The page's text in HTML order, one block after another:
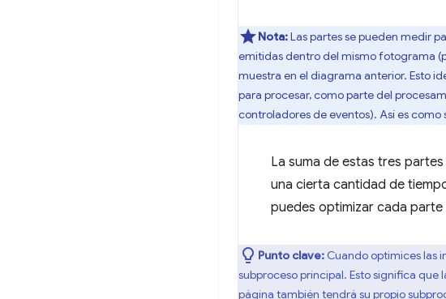
Nota:Las partes se pueden medir
emitidas dentro del mismo fotograma
muestra en el diagrama anterior. Esto
para procesar, como parte del
controladores de eventos). Así es como
La suma de estas tres
una cierta cantidad de
puedes optimizar cada
Punto clave: Cuando optimices las
subproceso principal. Esto significa
página también tendrá su propio